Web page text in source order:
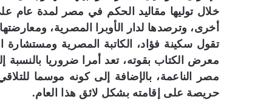
خلال توليها مقاليد الحكم في مصر لمدة عام
أخرى، وترصدها لدار الأوبرا المصرية، ومعارضتها
تقول سكينة فؤاد، الكاتبة المصرية
معرض الكتاب بقوته، تعد أمرا ضروريا
مصر الناعمة، بالإضافة إلى كونه موسما
حريصة على إقامته بشكل لائق هذا العام.